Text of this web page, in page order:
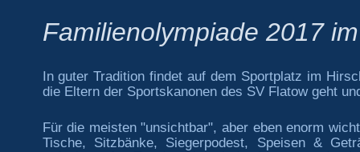
Familienolympiade 2017
In guter Tradition findet auf dem Sportplatz im
die Eltern der Sportskanonen des SV Flatow geht
Für die meisten "unsichtbar", aber eben enorm
Tische, Sitzbänke, Siegerpodest, Speisen &